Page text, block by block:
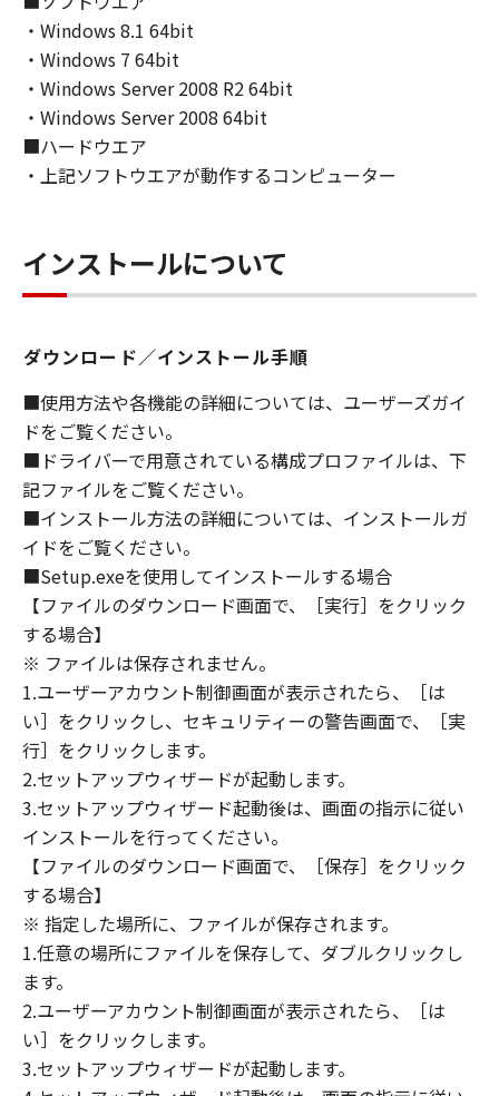
４．所有権
「本ソフトウェア」に係る権原および所有権
は、その内容によりキヤノンまたはキヤノンの
ライセンサーに帰属します。
５．輸出
トウェア」の全部または一部を、直接または間
接に輸出してはなりません。
キヤノン、キヤノンの子会社、関係会社、それ
のライセンサーは、お客様による「本ソフトウ
ェア」の使用を支援すること、および「本ソフ
トウェア」に対してアップデート、バグの修正
あるいはサポートを行うことについて、いかな
る責任も負うものではありません。
７．保証の否認・免責
(1) 「本ソフトウェア」は、『現状のまま』の
状態で使用許諾されます。キヤノン、キヤノン
のライセンサー、キヤノンの子会社、キヤノン
の関連会社、それらの販売代理店または販売店
のいずれも、「本ソフトウェア」に関して、商
品性および特定の目的への適合性の保証を含
め、いかなる保証も、明示たると黙示たるとを
問わず一切しないものとします。
(2) キヤノン、キヤノンのライセンサー、キヤノ
ンの子会社、キヤノンの関連会社、それらの販
売代理店または販売店のいずれも、「本ソフト
ウェア」の使用または使用不能から生ずるいか
なる損害（逸失利益およびその他の派生的また
は付随的な損害を含むがこれらに限定されない
認められる限り、一切の責任を負わないものと
します。たとえ、キヤノン、キヤノンのライセ
ンサー、キヤノンの子会社、キヤノンの関連会
社、それらの販売代理店または販売店がかかる
・Windows 8.1 64bit
・Windows 7 64bit
・Windows Server 2008 R2 64bit
・Windows Server 2008 64bit
■ハードウエア
・上記ソフトウエアが動作するコンピューター
インストールについて
ダウンロード／インストール手順
■使用方法や各機能の詳細については、ユーザーズガイ
ドをご覧ください。
■ドライバーで用意されている構成プロファイルは、下
記ファイルをご覧ください。
■インストール方法の詳細については、インストールガ
イドをご覧ください。
■Setup.exeを使用してインストールする場合
【ファイルのダウンロード画面で、［実行］をクリック
する場合】
※ ファイルは保存されません。
1.ユーザーアカウント制御画面が表示されたら、［は
い］をクリックし、セキュリティーの警告画面で、［実
行］をクリックします。
2.セットアップウィザードが起動します。
3.セットアップウィザード起動後は、画面の指示に従い
インストールを行ってください。
【ファイルのダウンロード画面で、［保存］をクリック
する場合】
※ 指定した場所に、ファイルが保存されます。
1.任意の場所にファイルを保存して、ダブルクリックし
ます。
2.ユーザーアカウント制御画面が表示されたら、［は
い］をクリックします。
3.セットアップウィザードが起動します。